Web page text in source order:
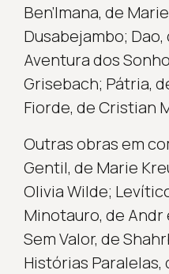
Ben’Imana, de
Dusabejambo; Dao,
Aventura dos
Grisebach; Pátria,
Fiorde, de Cristian
Outras obras em
Gentil, de Marie
Olivia Wilde;
Minotauro, de Andr
Sem Valor, de
Histórias Paralelas,